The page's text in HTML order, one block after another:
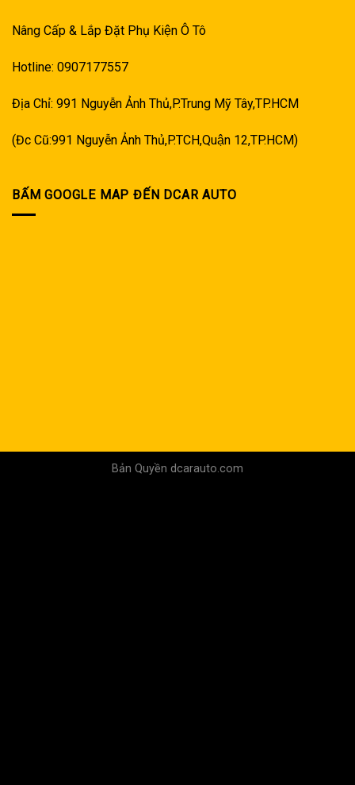
Nâng Cấp & Lắp Đặt Phụ Kiện Ô Tô
Hotline: 0907177557
Địa Chỉ: 991 Nguyễn Ảnh Thủ,P.Trung Mỹ Tây,TP.HCM
(Đc Cũ:991 Nguyễn Ảnh Thủ,P.TCH,Quận 12,TP.HCM)
BẤM GOOGLE MAP ĐẾN DCAR AUTO
Bản Quyền dcarauto.com